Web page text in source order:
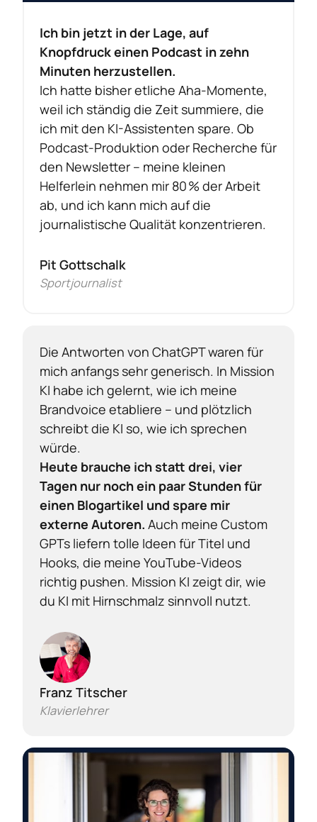
Ich bin jetzt in der Lage, auf
Knopfdruck einen Podcast in zehn
Minuten herzustellen.
Ich hatte bisher etliche Aha-Momente,
weil ich ständig die Zeit summiere, die
ich mit den KI-Assistenten spare. Ob
Podcast-Produktion oder Recherche für
den Newsletter – meine kleinen
Helferlein nehmen mir 80 % der Arbeit
ab, und ich kann mich auf die
journalistische Qualität konzentrieren.
Pit Gottschalk
Sportjournalist
Die Antworten von ChatGPT waren für
mich anfangs sehr generisch. In Mission
KI habe ich gelernt, wie ich meine
Brandvoice etabliere – und plötzlich
schreibt die KI so, wie ich sprechen
Heute brauche ich statt drei, vier
Tagen nur noch ein paar Stunden für
einen Blogartikel und spare mir
externe Autoren. Auch meine Custom
GPTs liefern tolle Ideen für Titel und
Hooks, die meine YouTube-Videos
richtig pushen. Mission KI zeigt dir, wie
du KI mit Hirnschmalz sinnvoll nutzt.
Franz Titscher
Klavierlehrer